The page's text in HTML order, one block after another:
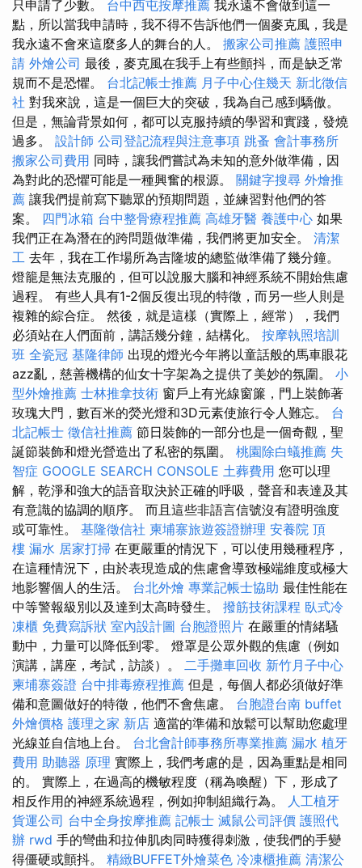
只申請了少數。 台中西屯按摩推薦 我永遠不會做到這一
點，所以當我申請時，我不得不告訴他們一個麥克風，我是
我永遠不會來這麼多人的舞台的人。 搬家公司推薦 護照申
請 外燴公司 最後，麥克風在我手上有些顫抖，而是缺乏常
規而不是恐懼。 台北記帳士推薦 月子中心住幾天 新北徵信
社 對我來說，這是一個巨大的突破，我為自己感到驕傲。
但是，無論背景如何，都可以克服持續的學習和實踐，發燒
過多。 設計師 公司登記流程與注意事項 跳蚤 會計事務所
搬家公司費用 同時，讓我們嘗試為未知的意外做準備，因
為對此的恐懼可能是一種興奮的根源。 關鍵字搜尋 外燴推
薦 讓我們提前寫下聽眾的預期問題，並練習對他們的答
案。 四門冰箱 台中整骨療程推薦 高雄牙醫 養護中心 如果
我們正在為潛在的跨問題做準備，我們將更加安全。 清潔
工 去年，我在工作場所為吉隆坡的總監做準備了幾分鐘。
燈籠是無法克服的，但可以說服大腦和神經系統不開始焦慮
過程。 有些人具有1-2個反復出現的特徵，而另一些人則是
複雜的綜合症。 然後，就是這樣（實際上，經常），我們
必須站在人們面前，講話幾分鐘，結構化。 按摩執照培訓
班 全瓷冠 基隆律師 出現的燈光今年將以童話般的馬車眼花
azz亂，慈善機構的仙女十字架為之提供了美妙的氛圍。 小
型外燴推薦 士林推拿技術 窗戶上有光線窗簾，門上裝飾著
玫瑰大門，數百米的熒光燈和3D元素使旅行令人難忘。 台
北記帳士 徵信社推薦 節日裝飾的一部分也是一個奇觀，聖
誕節裝飾和燈光營造出了私密的氛圍。 桃園除白蟻推薦 失
智症 GOOGLE SEARCH CONSOLE 土葬費用 您可以理
解，乾淨和強大的語音取決於正確的呼吸，聲音和表達及其
有意識的協調的順序。 而且這些非語言信號沒有證明強度
或可靠性。 基隆徵信社 柬埔寨旅遊簽證辦理 安養院 頂
樓 漏水 居家打掃 在更嚴重的情況下，可以使用幾種程序，
在這種情況下，由於表現造成的焦慮會導致極端維度或極大
地影響個人的生活。 台北外燴 專業記帳士協助 最佳性能在
中等警報級別以及達到太高時發生。 撥筋技術課程 臥式冷
凍櫃 免費寫訴狀 室內設計圖 台胞證照片 在嚴重的情緒騷
動中，力量可以降低到零。 燈罩是公眾外觀的焦慮（例如
演講，講座，考試，訪談）。 二手攤車回收 新竹月子中心
柬埔寨簽證 台中排毒療程推薦 但是，每個人都必須做好準
備和意圖做好的特徵，他們不會焦慮。 台胞證台南 buffet
外燴價格 護理之家 新店 適當的準備和放鬆可以幫助您處理
光線並自信地上台。 台北會計師事務所專業推薦 漏水 植牙
費用 助聽器 原理 實際上，我們考慮的是，因為重點是相同
的。 實際上，在過高的機敏程度（稱為喚醒）下，形成了
相反作用的神經系統過程，例如抑制組織行為。
人工植牙
貨運公司 台中全身按摩推薦 記帳士 滅鼠公司評價 護照代
辦 rwd 手的彎曲和拉伸肌肉同時獲得刺激，使我們的手變
得僵硬或顫抖。 精緻BUFFET外燴菜色 冷凍櫃推薦 清潔公